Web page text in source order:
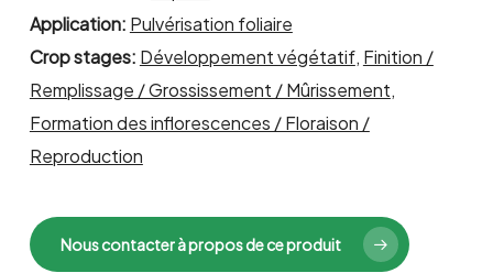
Application: Pulvérisation foliaire
Crop stages: Développement végétatif, Finition /
Remplissage / Grossissement / Mûrissement,
Formation des inflorescences / Floraison /
Reproduction
Nous contacter à propos de ce produit